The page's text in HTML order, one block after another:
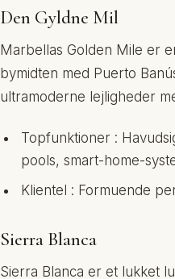
Den Gyldne Mil
Marbellas Golden Mile er
bymidten med Puerto
ultramoderne lejligheder
Topfunktioner :
pools, smart-home-
Klientel : Formuende
Sierra Blanca
Sierra Blanca er et lukket